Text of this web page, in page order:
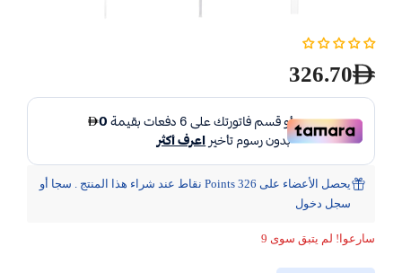
326.70
يحصل الأعضاء على 326 Points نقاط عند شراء هذا المنتج . سجا أو
سجل دخول
سارعوا! لم يتبق سوى 9